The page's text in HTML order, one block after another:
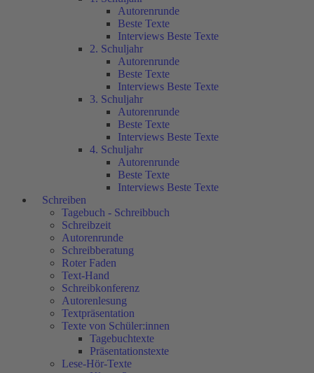
Autorenrunde
Beste Texte
Interviews Beste Texte
2. Schuljahr
Autorenrunde
Beste Texte
Interviews Beste Texte
3. Schuljahr
Autorenrunde
Beste Texte
Interviews Beste Texte
4. Schuljahr
Autorenrunde
Beste Texte
Interviews Beste Texte
Schreiben
Tagebuch - Schreibbuch
Schreibzeit
Autorenrunde
Schreibberatung
Roter Faden
Text-Hand
Schreibkonferenz
Autorenlesung
Textpräsentation
Texte von Schüler:innen
Tagebuchtexte
Präsentationstexte
Lese-Hör-Texte